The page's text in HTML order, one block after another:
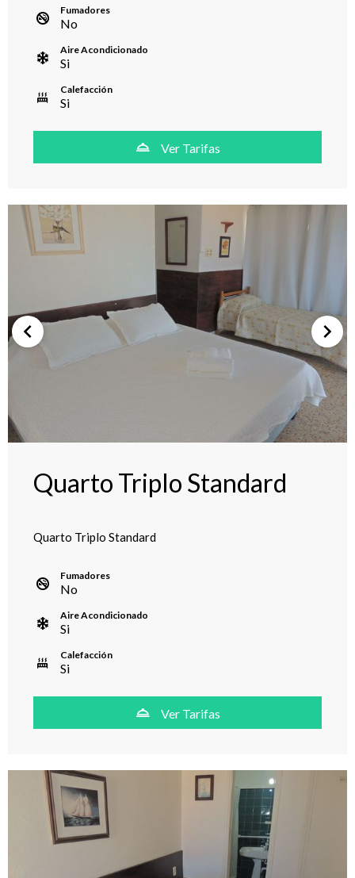
Fumadores
No
Aire Acondicionado
Si
Calefacción
Si
Ver Tarifas
Quarto Triplo Standard
Quarto Triplo Standard
Fumadores
No
Aire Acondicionado
Si
Calefacción
Si
Ver Tarifas